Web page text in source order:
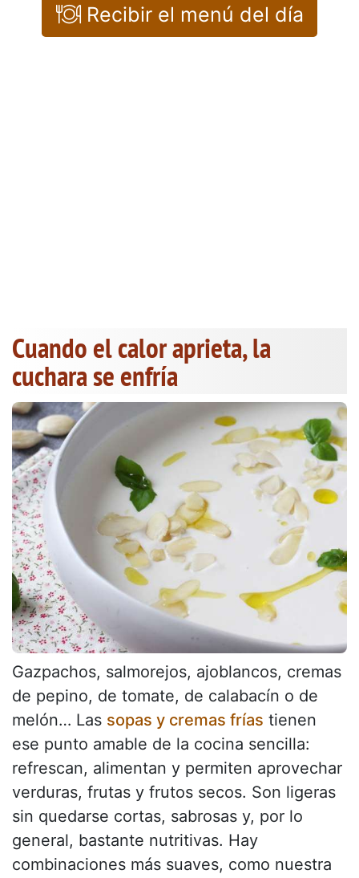
Recibir el menú del día
Cuando el calor aprieta, la
cuchara se enfría
Gazpachos, salmorejos, ajoblancos, cremas
de pepino, de tomate, de calabacín o de
melón… Las sopas y cremas frías tienen
ese punto amable de la cocina sencilla:
refrescan, alimentan y permiten aprovechar
verduras, frutas y frutos secos. Son ligeras
sin quedarse cortas, sabrosas y, por lo
general, bastante nutritivas. Hay
combinaciones más suaves, como nuestra